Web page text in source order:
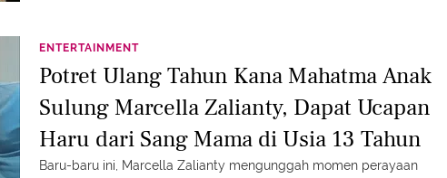
ENTERTAINMENT
Potret Ulang Tahun Kana Mahatma Anak
Sulung Marcella Zalianty, Dapat Ucapan
Haru dari Sang Mama di Usia 13 Tahun
Baru-baru ini, Marcella Zalianty mengunggah momen perayaan